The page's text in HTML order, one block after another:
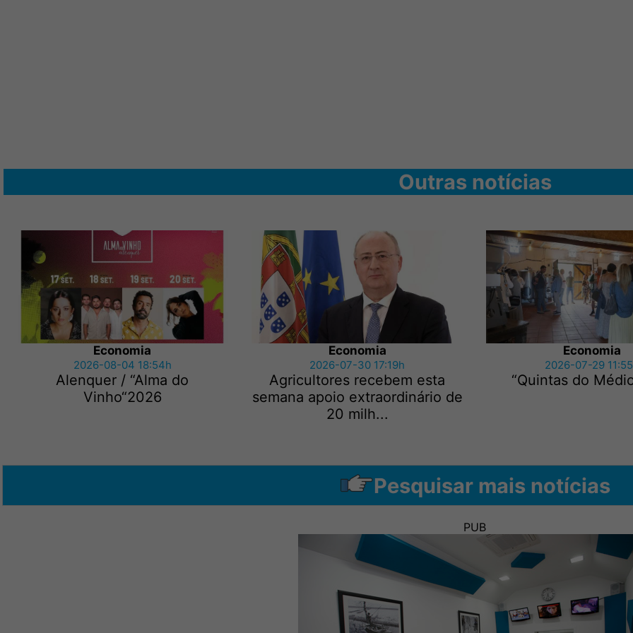
Outras notícias
Economia
2026-08-04 18:54h
Alenquer / “Alma do
Vinho“2026
Economia
2026-07-30 17:19h
Agricultores recebem esta
semana apoio extraordinário de
20 milh...
Economia
2026-07-29
“Quintas do
Pesquisar mais notícias
PUB